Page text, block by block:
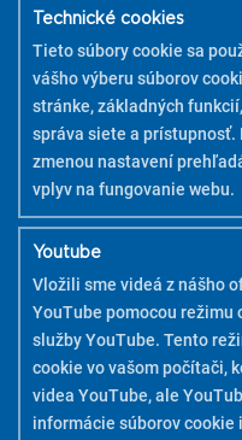
Technické cookies
Tieto súbory cookie sa
vášho výberu súborov
stránke, základných
správa siete a prístupnosť.
zmenou nastavení
vplyv na fungovanie webu.
Youtube
Vložili sme videá z nášho
YouTube pomocou režimu
služby YouTube. Tento
cookie vo vašom počítači,
videa YouTube, ale
informácie súborov